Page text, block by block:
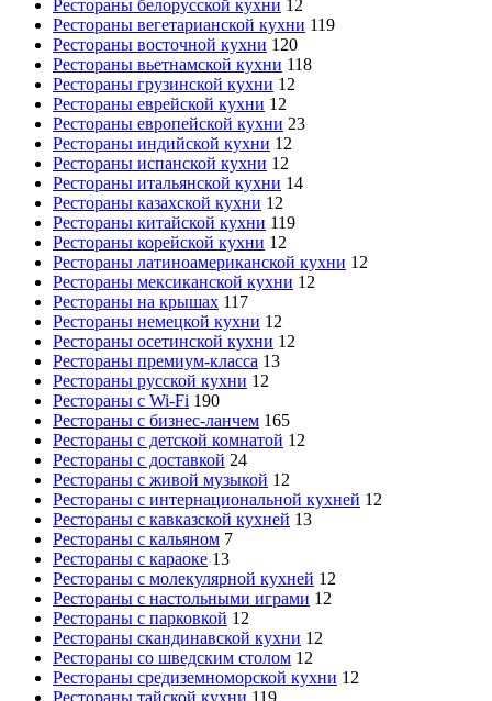
Рестораны белорусской кухни 12
Рестораны вегетарианской кухни 119
Рестораны восточной кухни 120
Рестораны вьетнамской кухни 118
Рестораны грузинской кухни 12
Рестораны еврейской кухни 12
Рестораны европейской кухни 23
Рестораны индийской кухни 12
Рестораны испанской кухни 12
Рестораны итальянской кухни 14
Рестораны казахской кухни 12
Рестораны китайской кухни 119
Рестораны корейской кухни 12
Рестораны латиноамериканской кухни 12
Рестораны мексиканской кухни 12
Рестораны на крышах 117
Рестораны немецкой кухни 12
Рестораны осетинской кухни 12
Рестораны премиум-класса 13
Рестораны русской кухни 12
Рестораны с Wi-Fi 190
Рестораны с бизнес-ланчем 165
Рестораны с детской комнатой 12
Рестораны с доставкой 24
Рестораны с живой музыкой 12
Рестораны с интернациональной кухней 12
Рестораны с кавказской кухней 13
Рестораны с кальяном 7
Рестораны с караоке 13
Рестораны с молекулярной кухней 12
Рестораны с настольными играми 12
Рестораны с парковкой 12
Рестораны скандинавской кухни 12
Рестораны со шведским столом 12
Рестораны средиземноморской кухни 12
Рестораны тайской кухни 119